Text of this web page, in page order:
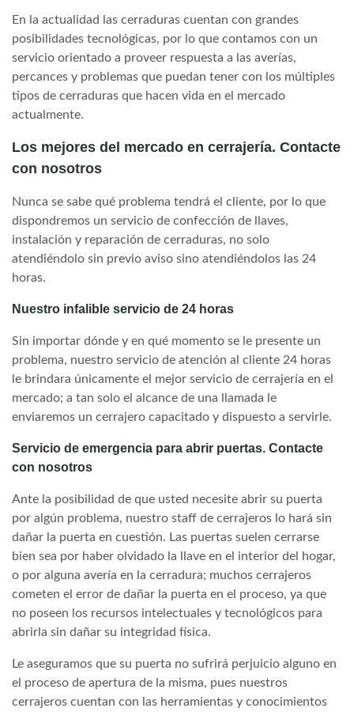
En la actualidad las cerraduras cuentan con grandes
posibilidades tecnológicas, por lo que contamos con un
servicio orientado a proveer respuesta a las averías,
percances y problemas que puedan tener con los múltiples
tipos de cerraduras que hacen vida en el mercado
actualmente.
Los mejores del mercado en cerrajería. Contacte
con nosotros
Nunca se sabe qué problema tendrá el cliente, por lo que
dispondremos un servicio de confección de llaves,
instalación y reparación de cerraduras, no solo
atendiéndolo sin previo aviso sino atendiéndolos las 24
horas.
Nuestro infalible servicio de 24 horas
Sin importar dónde y en qué momento se le presente un
problema, nuestro servicio de atención al cliente 24 horas
le brindara únicamente el mejor servicio de cerrajería en el
mercado; a tan solo el alcance de una llamada le
enviaremos un cerrajero capacitado y dispuesto a servirle.
Servicio de emergencia para abrir puertas. Contacte
con nosotros
Ante la posibilidad de que usted necesite abrir su puerta
por algún problema, nuestro staff de cerrajeros lo hará sin
dañar la puerta en cuestión. Las puertas suelen cerrarse
bien sea por haber olvidado la llave en el interior del hogar,
o por alguna avería en la cerradura; muchos cerrajeros
cometen el error de dañar la puerta en el proceso, ya que
no poseen los recursos intelectuales y tecnológicos para
abrirla sin dañar su integridad física.
Le aseguramos que su puerta no sufrirá perjuicio alguno en
el proceso de apertura de la misma, pues nuestros
cerrajeros cuentan con las herramientas y conocimientos